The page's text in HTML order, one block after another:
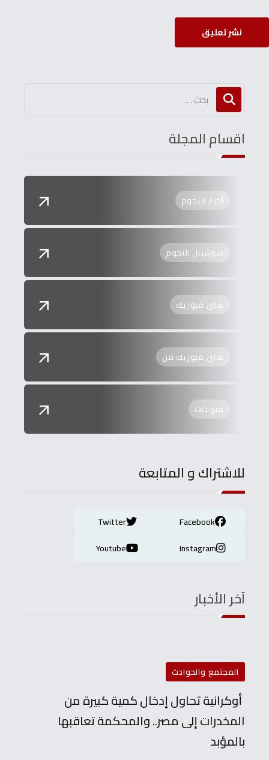
نشر تعليق
اقسام المجلة
أخبار النجوم
سوشيال النجوم
هاي ميوزيك
هاي ميوزيك فن
منوعات
للاشتراك و المتابعة
Facebook
Twitter
Instagram
Youtube
آخر الأخبار
المجتمع والحوادث
أوكرانية تحاول إدخال كمية كبيرة من
المخدرات إلى مصر.. والمحكمة تعاقبها
بالمؤبد